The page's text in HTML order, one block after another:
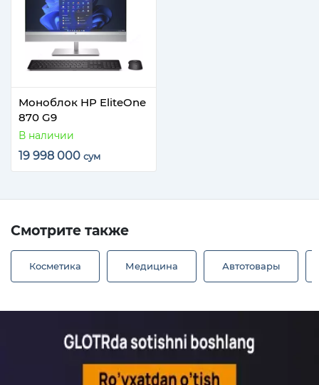
Моноблок HP EliteOne
870 G9
В наличии
19 998 000 сум
Смотрите также
Косметика Медицина Автотовары